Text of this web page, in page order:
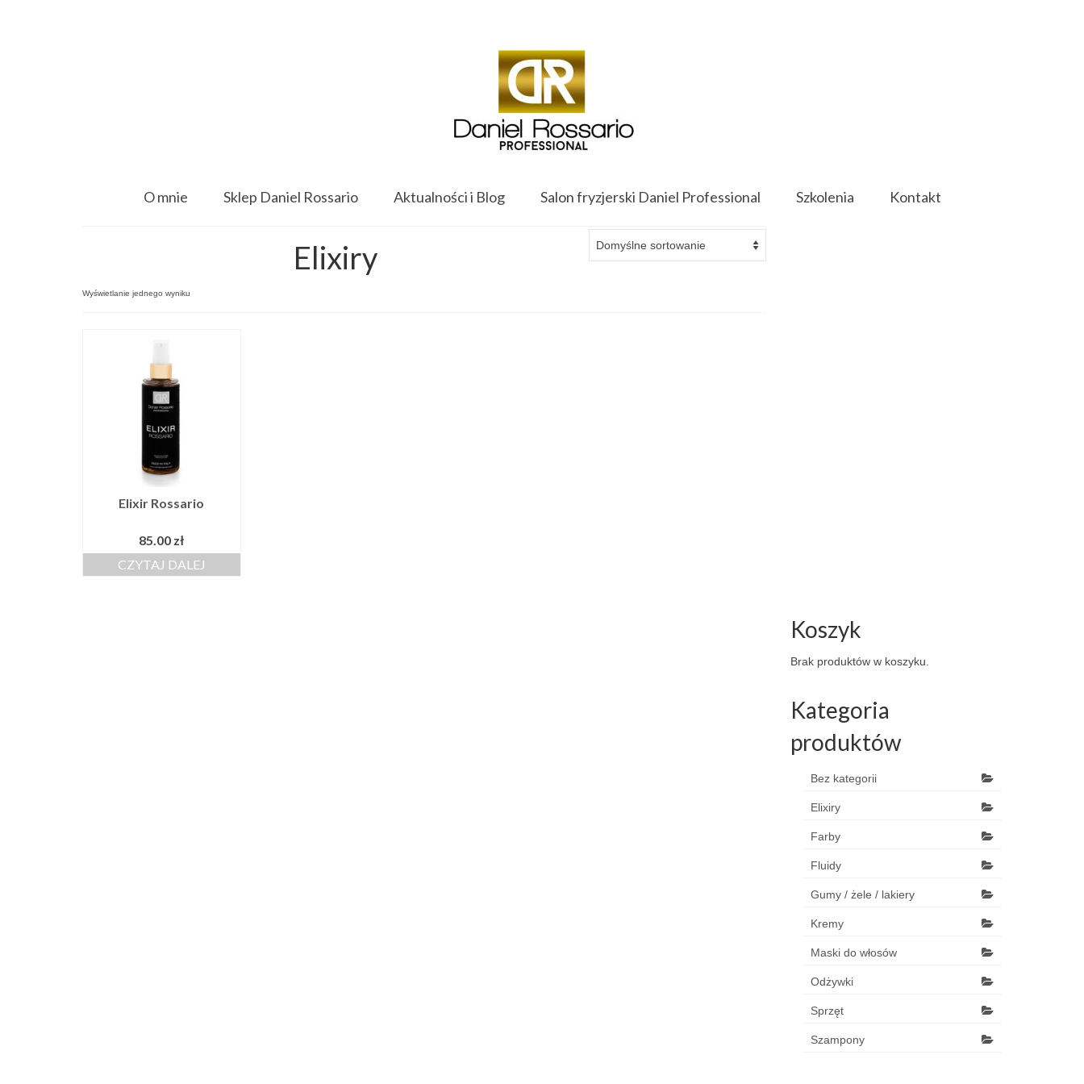
O mnie Sklep Daniel Rossario Aktualności i Blog Salon fryzjerski Daniel Professional Szkolenia Kontakt
Elixiry
Wyświetlanie jednego wyniku
Elixir Rossario
85.00 zł
CZYTAJ DALEJ
Koszyk
Brak produktów w koszyku.
Kategoria
produktów
Bez kategorii
Elixiry
Farby
Fluidy
Gumy / żele / lakiery
Kremy
Maski do włosów
Odżywki
Sprzęt
Szampony